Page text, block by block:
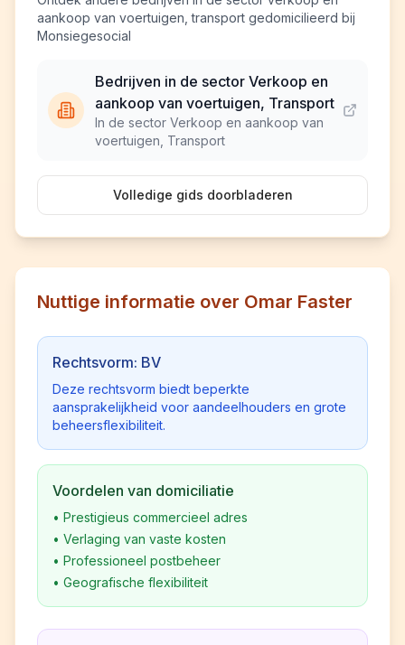
aankoop van voertuigen, transport gedomicilieerd bij
Monsiegesocial
Bedrijven in de sector Verkoop en
aankoop van voertuigen, Transport
In de sector Verkoop en aankoop van
voertuigen, Transport
Volledige gids doorbladeren
Nuttige informatie over Omar Faster
Rechtsvorm: BV
Deze rechtsvorm biedt beperkte
aansprakelijkheid voor aandeelhouders en grote
beheersflexibiliteit.
Voordelen van domiciliatie
• Prestigieus commercieel adres
• Verlaging van vaste kosten
• Professioneel postbeheer
• Geografische flexibiliteit